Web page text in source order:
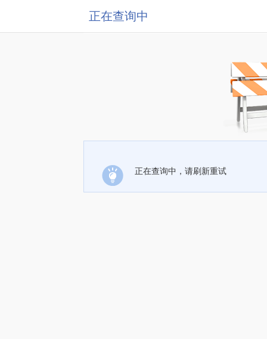
正在查询中
正在查询中，请刷新重试